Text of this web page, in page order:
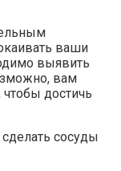
ваши
выявить
вам
достичь
сосуды